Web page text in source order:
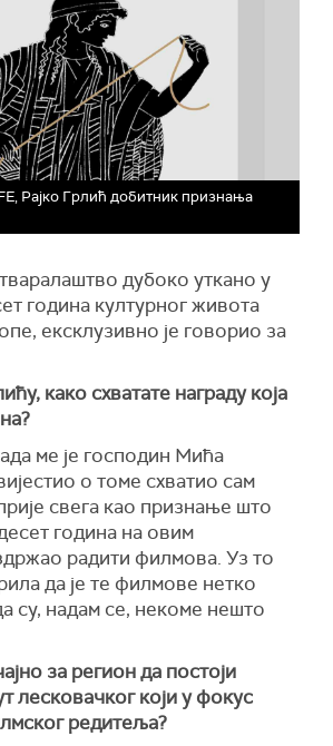
Рајко Грлић добитник признања
дубоко уткано у
година културног живота
ексклузивно je говорио за
како схватате награду која
ме је господин Мића
о томе схватио сам
свега као признање што
година на овим
радити филмова. Уз то
да је те филмове нетко
су, надам се, некоме нешто
за регион да постоји
лесковачког који у фокус
редитеља?